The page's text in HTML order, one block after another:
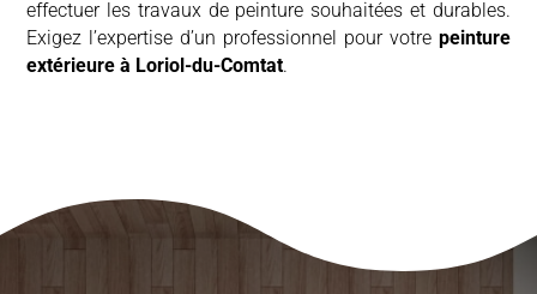
effectuer les travaux de peinture souhaitées et durables.
Exigez l’expertise d’un professionnel pour votre peinture
extérieure à Loriol-du-Comtat.